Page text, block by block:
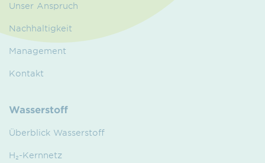
Unser Anspruch
Nachhaltigkeit
Management
Kontakt
Wasserstoff
Überblick Wasserstoff
H₂-Kernnetz